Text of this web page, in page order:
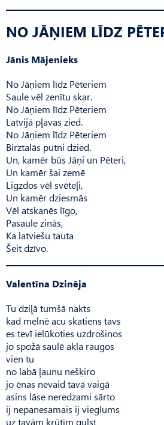
NO JĀŅIEM LĪDZ
Jānis Mājenieks
No Jāņiem līdz Pēteriem
Saule vēl zenītu skar.
No Jāņiem līdz Pēteriem
Latvijā pļavas zied.
No Jāņiem līdz Pēteriem
Birztalās putni dzied.
Un, kamēr būs Jāņi un Pēteri,
Un kamēr šai zemē
Ligzdos vēl svēteļi,
Un kamēr dziesmās
Vēl atskanēs līgo,
Pasaule zinās,
Ka latviešu tauta
Šeit dzīvo.
Valentīna Dzinēja
Tu dziļā tumšā nakts
kad melnē acu skatiens tavs
es tevī ielūkoties uzdrošinos
jo spožā saulē akla raugos
vien tu
no labā ļaunu nešķiro
jo ēnas nevaid tavā vaigā
asins lāse neredzami sārto
ij nepanesamais ij vieglums
uz tavām krūtīm gulst